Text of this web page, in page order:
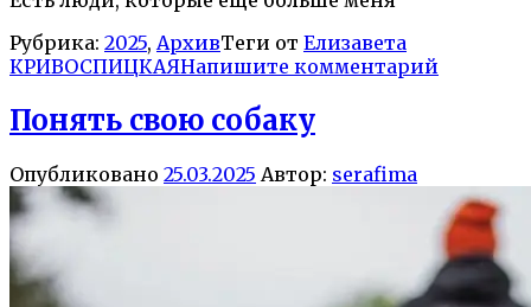
Рубрика: 2025, АрхивТеги от Елизавета
КРИВОСПИЦКАЯНапишите комментарий
Понять свою собаку
Опубликовано 25.03.2025 Автор: serafima